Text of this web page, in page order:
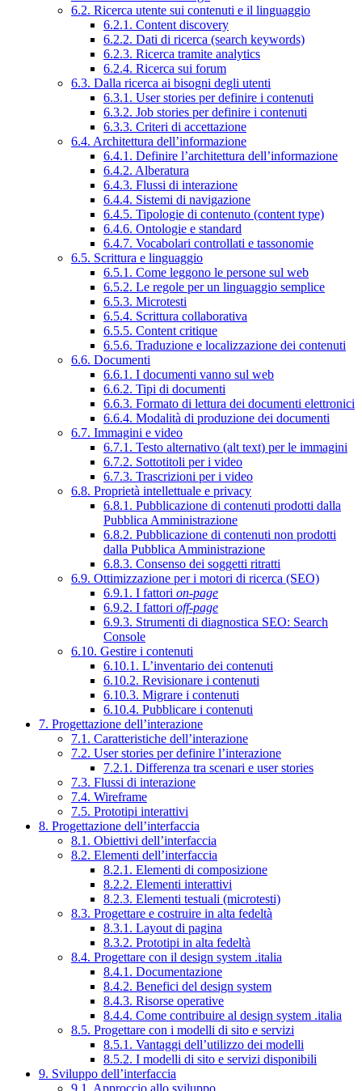
6.2. Ricerca utente sui contenuti e il linguaggio
6.2.1. Content discovery
6.2.2. Dati di ricerca (search keywords)
6.2.3. Ricerca tramite analytics
6.2.4. Ricerca sui forum
6.3. Dalla ricerca ai bisogni degli utenti
6.3.1. User stories per definire i contenuti
6.3.2. Job stories per definire i contenuti
6.3.3. Criteri di accettazione
6.4. Architettura dell’informazione
6.4.1. Definire l’architettura dell’informazione
6.4.2. Alberatura
6.4.3. Flussi di interazione
6.4.4. Sistemi di navigazione
6.4.5. Tipologie di contenuto (content type)
6.4.6. Ontologie e standard
6.4.7. Vocabolari controllati e tassonomie
6.5. Scrittura e linguaggio
6.5.1. Come leggono le persone sul web
6.5.2. Le regole per un linguaggio semplice
6.5.3. Microtesti
6.5.4. Scrittura collaborativa
6.5.5. Content critique
6.5.6. Traduzione e localizzazione dei contenuti
6.6. Documenti
6.6.1. I documenti vanno sul web
6.6.2. Tipi di documenti
6.6.3. Formato di lettura dei documenti elettronici
6.6.4. Modalità di produzione dei documenti
6.7. Immagini e video
6.7.1. Testo alternativo (alt text) per le immagini
6.7.2. Sottotitoli per i video
6.7.3. Trascrizioni per i video
6.8. Proprietà intellettuale e privacy
6.8.1. Pubblicazione di contenuti prodotti dalla
Pubblica Amministrazione
6.8.2. Pubblicazione di contenuti non prodotti
dalla Pubblica Amministrazione
6.8.3. Consenso dei soggetti ritratti
6.9. Ottimizzazione per i motori di ricerca (SEO)
6.9.1. I fattori on-page
6.9.2. I fattori off-page
6.9.3. Strumenti di diagnostica SEO: Search
Console
6.10. Gestire i contenuti
6.10.1. L’inventario dei contenuti
6.10.2. Revisionare i contenuti
6.10.3. Migrare i contenuti
6.10.4. Pubblicare i contenuti
7. Progettazione dell’interazione
7.1. Caratteristiche dell’interazione
7.2. User stories per definire l’interazione
7.2.1. Differenza tra scenari e user stories
7.3. Flussi di interazione
7.4. Wireframe
7.5. Prototipi interattivi
8. Progettazione dell’interfaccia
8.1. Obiettivi dell’interfaccia
8.2. Elementi dell’interfaccia
8.2.1. Elementi di composizione
8.2.2. Elementi interattivi
8.2.3. Elementi testuali (microtesti)
8.3. Progettare e costruire in alta fedeltà
8.3.1. Layout di pagina
8.3.2. Prototipi in alta fedeltà
8.4. Progettare con il design system .italia
8.4.1. Documentazione
8.4.2. Benefici del design system
8.4.3. Risorse operative
8.4.4. Come contribuire al design system .italia
8.5. Progettare con i modelli di sito e servizi
8.5.1. Vantaggi dell’utilizzo dei modelli
8.5.2. I modelli di sito e servizi disponibili
9. Sviluppo dell’interfaccia
9.1. Approccio allo sviluppo